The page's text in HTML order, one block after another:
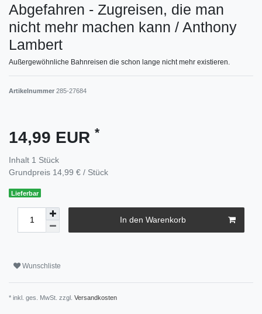
Abgefahren - Zugreisen, die man
nicht mehr machen kann / Anthony
Lambert
Außergewöhnliche Bahnreisen die schon lange nicht mehr existieren.
Artikelnummer 285-27684
14,99 EUR *
Inhalt 1 Stück
Grundpreis 14,99 € / Stück
Lieferbar
In den Warenkorb
Wunschliste
* inkl. ges. MwSt. zzgl. Versandkosten